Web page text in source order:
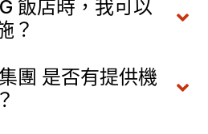
飯店時，我可以
？
團 是否有提供機